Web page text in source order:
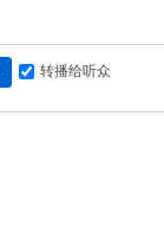
转播给听众